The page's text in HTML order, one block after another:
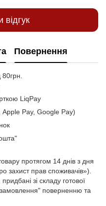
відгук
Повернення
LiqPay
Pay, Google Pay)
протягом 14 днів з дня
захист прав споживачів»).
зі складу готової
поверненню та